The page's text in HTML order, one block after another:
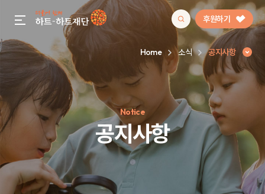
gnb menu open 후원하기
인기 키워드
#정기후원#하트플레이스#캠페인#팬덤후원
Home 소식 공지사항
Notice
공지사항